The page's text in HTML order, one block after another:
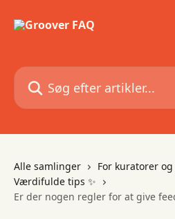
Søg efter artikler...
Alle samlinger
For kuratorer
Værdifulde tips ✨
Er der nogen regler for at give